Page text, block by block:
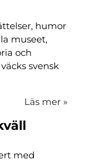
humor
museet,
och
svensk
Läs mer »
med